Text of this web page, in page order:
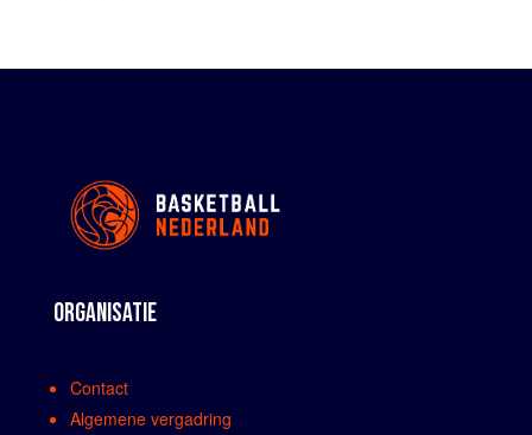
ORGANISATIE
Contact
Algemene vergadring